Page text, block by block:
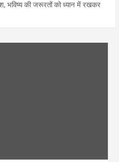
भविष्य की जरूरतों को ध्यान में रखकर